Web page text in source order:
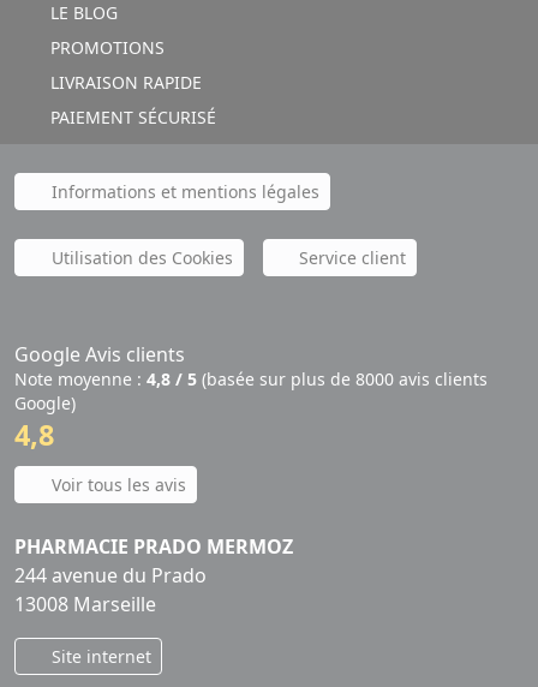
LE BLOG
PROMOTIONS
LIVRAISON RAPIDE
PAIEMENT SÉCURISÉ
Informations et mentions légales
Utilisation des Cookies Service client
Google Avis clients
Note moyenne : 4,8 / 5 (basée sur plus de 8000 avis clients
Google)
4,8
Voir tous les avis
PHARMACIE PRADO MERMOZ
244 avenue du Prado
13008 Marseille
Site internet